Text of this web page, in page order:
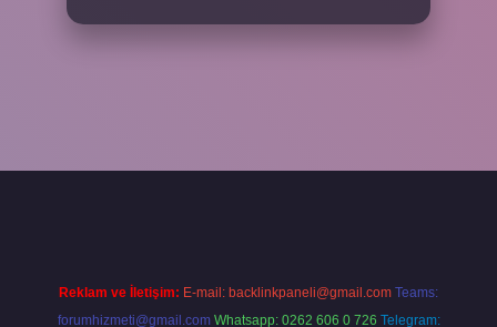
Reklam ve İletişim: E-mail: backlinkpaneli@gmail.com Teams:
forumhizmeti@gmail.com Whatsapp: 0262 606 0 726 Telegram: